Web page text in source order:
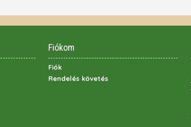
Fiókom
Fiók
Rendelés követés